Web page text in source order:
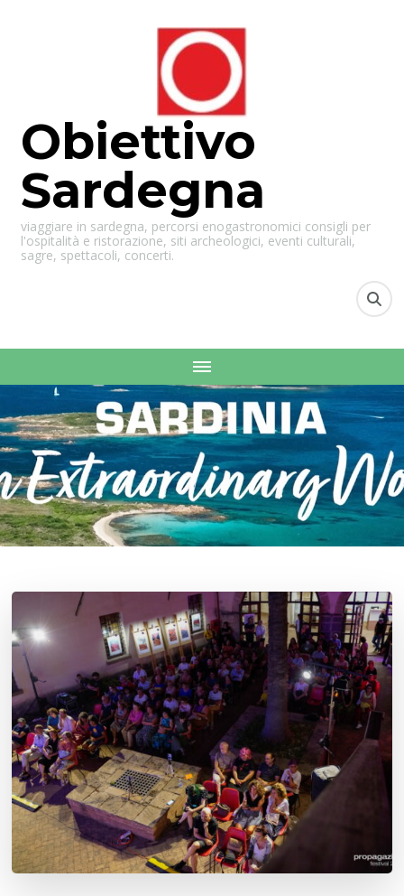
Obiettivo
Sardegna
viaggiare in sardegna, percorsi enogastronomici consigli per
l'ospitalità e ristorazione, siti archeologici, eventi culturali,
sagre, spettacoli, concerti.